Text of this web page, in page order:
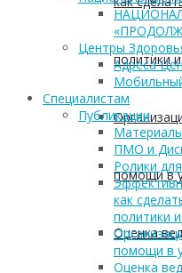
политики
помощи в
Оценка
Центры
Адреса
Cпециалистам
Публикации
ПМО и
Ролики
как
политики
помощи в
Оценка